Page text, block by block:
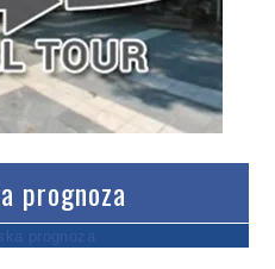
prognoza